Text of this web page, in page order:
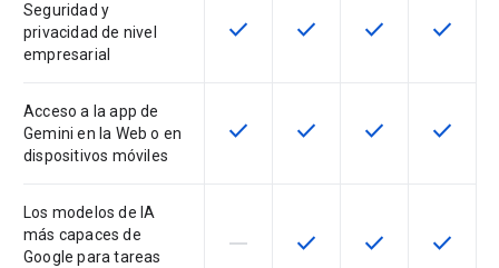
Seguridad y
privacidad de nivel
empresarial
Esta función está disponible en
check Esta función está
check Esta función
check Esta
check
Acceso a la app de
Gemini en la Web o en
dispositivos móviles
Esta función está disponible en
check Esta función está
check Esta función
check Esta
check
Los modelos de IA
más capaces de
Google para tareas
Esta función no está disponible en
horizontal_rule Esta función está
check Esta función
check Esta
check